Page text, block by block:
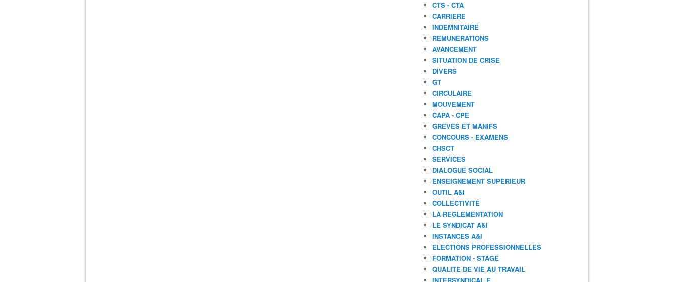
CTS - CTA
CARRIERE
INDEMNITAIRE
REMUNERATIONS
AVANCEMENT
SITUATION DE CRISE
DIVERS
GT
CIRCULAIRE
MOUVEMENT
CAPA - CPE
GREVES ET MANIFS
CONCOURS - EXAMENS
CHSCT
SERVICES
DIALOGUE SOCIAL
ENSEIGNEMENT SUPERIEUR
OUTIL A&I
COLLECTIVITÉ
LA REGLEMENTATION
LE SYNDICAT A&I
INSTANCES A&I
ELECTIONS PROFESSIONNELLES
FORMATION - STAGE
QUALITE DE VIE AU TRAVAIL